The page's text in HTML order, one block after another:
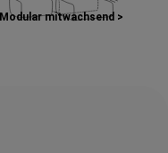
Modular mitwachsend >